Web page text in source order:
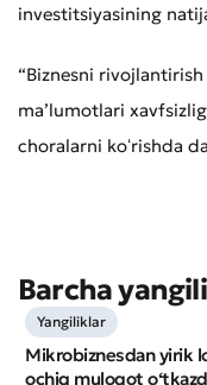
Xizmat
Murojaat
investitsiyasining
“Biznesni
maʼlumotlari
choralarni koʻrishda
Barcha
Yangiliklar
Mikrobiznesdan yirik
ochiq muloqot